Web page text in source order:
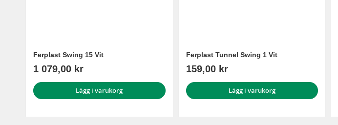
Ferplast Swing 15 Vit
1 079,00 kr
Lägg i varukorg
Ferplast Tunnel Swing 1 Vit
159,00 kr
Lägg i varukorg